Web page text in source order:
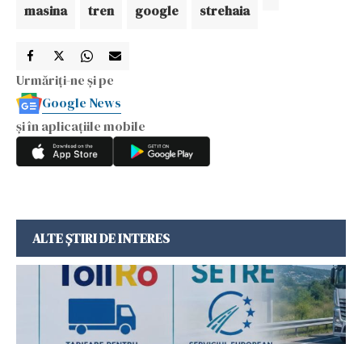
masina tren google strehaia
Urmăriți-ne și pe
Google News
și în aplicațiile mobile
ALTE ȘTIRI DE INTERES